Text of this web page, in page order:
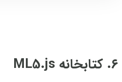
۶. کتابخانه ML5.js